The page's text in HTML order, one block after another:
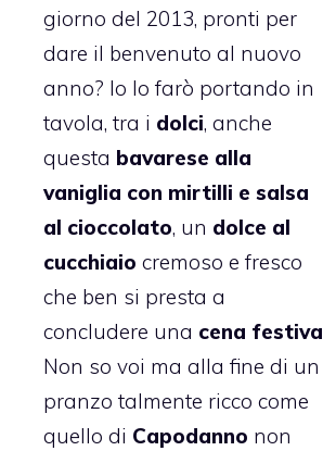
giorno del 2013, pronti per
dare il benvenuto al nuovo
anno? Io lo farò portando in
tavola, tra i dolci, anche
questa bavarese alla
vaniglia con mirtilli e salsa
al cioccolato, un dolce al
cucchiaio cremoso e fresco
che ben si presta a
concludere una cena festiva
Non so voi ma alla fine di un
pranzo talmente ricco come
quello di Capodanno non